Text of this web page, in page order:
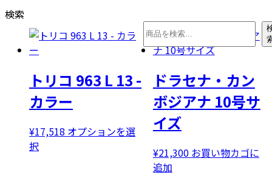
トリコ 963 L 13 -
カラー
¥17,518 オプションを選
択
ドラセナ・カン
ボジアナ 10号サ
イズ
¥21,300 お買い物カゴに
追加
検索